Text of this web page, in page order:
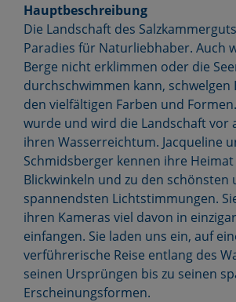
Hauptbeschreibung
Die Landschaft des
Paradies für Naturliebhaber. Auch
Berge nicht erklimmen oder die
durchschwimmen kann, schwelgen
den vielfältigen Farben und
wurde und wird die Landschaft vor
ihren Wasserreichtum. Jacqueline
Schmidsberger kennen ihre
Blickwinkeln und zu den schönsten
spannendsten Lichtstimmungen.
ihren Kameras viel davon in
einfangen. Sie laden uns ein, auf
verführerische Reise entlang des
seinen Ursprüngen bis zu seinen
Erscheinungsformen.